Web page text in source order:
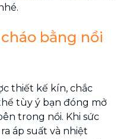
bằng nồi
thiết kế kín, chắc
tùy ý bạn đóng mở
trong nồi. Khi sức
áp suất và nhiệt